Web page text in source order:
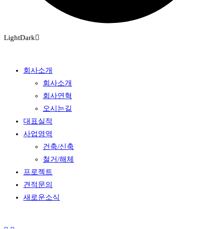
LightDark
회사소개
회사소개
회사연혁
오시는길
대표실적
사업영역
건축/신축
철거/해체
프로젝트
견적문의
새로운소식